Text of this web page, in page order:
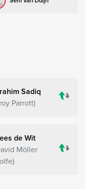
Sadiq
Parrott
de Wit
Möller